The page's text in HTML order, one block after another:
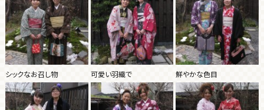
シックなお召し物 可愛い羽織で 鮮やかな色目